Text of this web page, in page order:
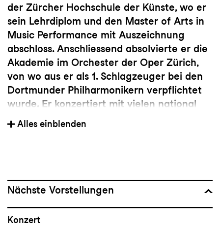
der Zürcher Hochschule der Künste, wo er
sein Lehrdiplom und den Master of Arts in
Music Performance mit Auszeichnung
abschloss. Anschliessend absolvierte er die
Akademie im Orchester der Oper Zürich,
von wo aus er als 1. Schlagzeuger bei den
Dortmunder Philharmonikern verpflichtet
wurde. Er konzertiert mit vielen national
und international renommierten
Orchestern, u.a. mit dem Tonhalle-
der Spielzeit 2015/16 ist er Solo-
seiner Orchestertätigkeit widmet er sich
Alles einblenden
Nächste Vorstellungen
Konzert